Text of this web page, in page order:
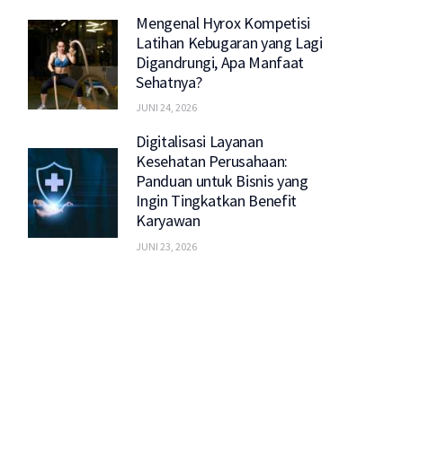
Mengenal Hyrox Kompetisi
Latihan Kebugaran yang Lagi
Digandrungi, Apa Manfaat
Sehatnya?
JUNI 24, 2026
Digitalisasi Layanan
Kesehatan Perusahaan:
Panduan untuk Bisnis yang
Ingin Tingkatkan Benefit
Karyawan
JUNI 23, 2026